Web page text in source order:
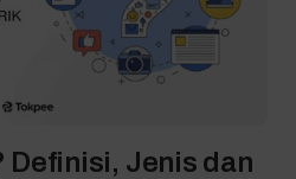
Definisi, Jenis dan